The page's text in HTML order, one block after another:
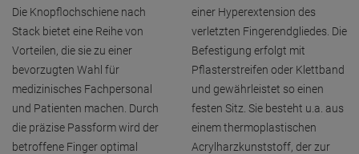
Die Knopflochschiene nach
Stack bietet eine Reihe von
Vorteilen, die sie zu einer
bevorzugten Wahl für
medizinisches Fachpersonal
und Patienten machen. Durch
die präzise Passform wird der
betroffene Finger optimal
einer Hyperextension des
verletzten Fingerendgliedes. Die
Befestigung erfolgt mit
Pflasterstreifen oder Klettband
und gewährleistet so einen
festen Sitz. Sie besteht u.a. aus
einem thermoplastischen
Acrylharzkunststoff, der zur